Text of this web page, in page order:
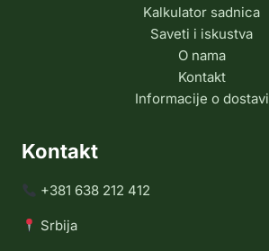
Kalkulator sadnica
Saveti i iskustva
O nama
Kontakt
Informacije o dostavi
Kontakt
+381 638 212 412
Srbija